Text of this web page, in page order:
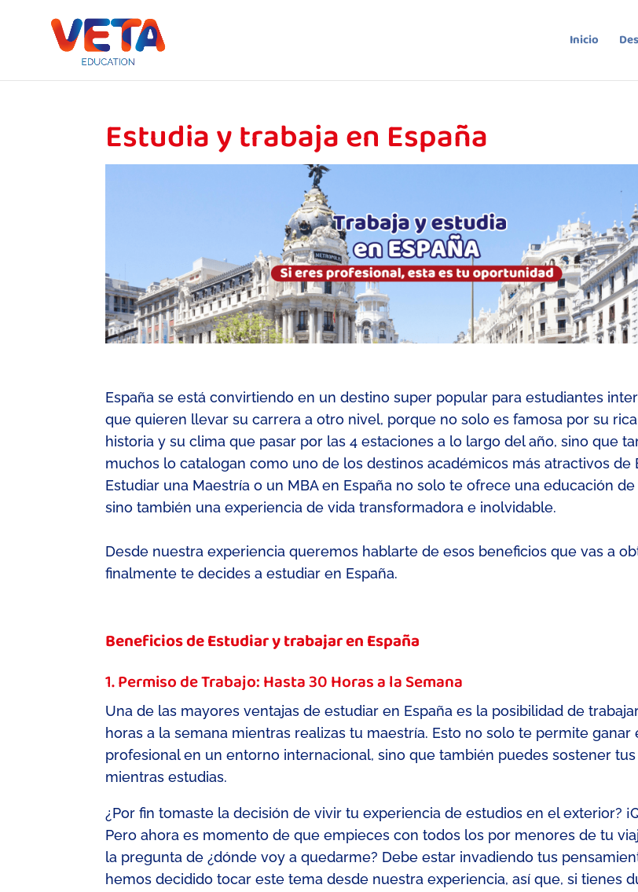
Inicio
Estudia y trabaja en España
España se está convirtiendo en un destino super popular para estudiantes
que quieren llevar su carrera a otro nivel, porque no solo es famosa por su
historia y su climaque pasar por las 4 estaciones a lo largo del año, sino que
muchos lo catalogan como uno de los destinosacadémicos más atractivos de
Estudiar una Maestría o un MBA en España no solo te ofrece una educación
sino también una experiencia de vida transformadora e inolvidable.
Desde nuestra experienciaqueremos hablarte de esos beneficios que vas a
finalmente te decides a estudiar en España.
Beneficios de Estudiar y trabajar en España
1. Permiso de Trabajo: Hasta 30 Horas a la Semana
Una de las mayores ventajas de estudiar en España es la posibilidad de
horas a la semana mientras realizas tu maestría. Esto no solo te permite ganar
profesional en un entorno internacional, sino que también puedes sostener
mientras estudias.
¿Por fin tomaste la decisión de vivir tu experiencia de estudios en el exterior?
Pero ahora es momento de que empieces con todos los por menores de tu
la pregunta de ¿dónde voy a quedarme? Debe estar invadiendo tus
hemos decidido tocar este tema desde nuestra experiencia, así que, si tienes